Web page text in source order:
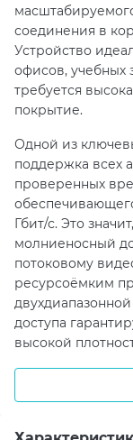
соединения в
Устройство
офисов, учебных
требуется
покрытие.
Одной из
поддержка всех
проверенных
Гбит/с. Это
молниеносный
потоковому
ресурсоёмким
двухдиапазонной
доступа
высокой
GWN7615
трафика и
PSK, WPA2-ENT